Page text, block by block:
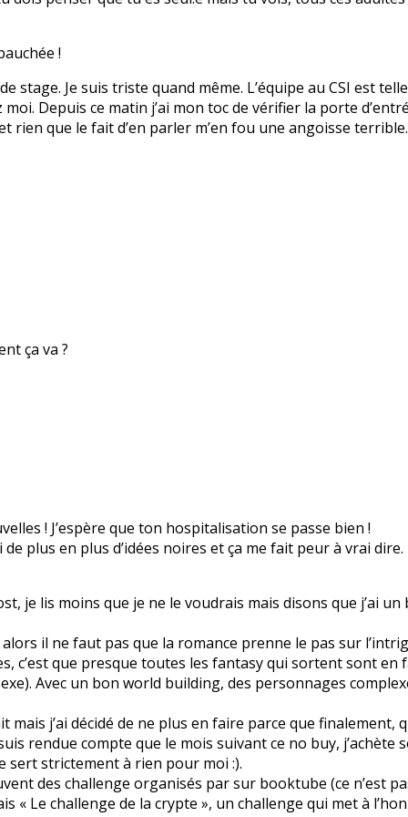
!
stage. Je suis triste quand même. L’équipe au CSI est
Depuis ce matin j’ai mon toc de vérifier la porte
que le fait d’en parler m’en fou une angoisse
ça va ?
! J’espère que ton hospitalisation se passe bien !
de plus en plus d’idées noires et ça me fait peur à vrai dire.
je lis moins que je ne le voudrais mais disons que j’ai
alors il ne faut pas que la romance prenne le pas sur
c’est que presque toutes les fantasy qui sortent sont
Avec un bon world building, des personnages
j’ai décidé de ne plus en faire parce que finalement,
rendue compte que le mois suivant ce no buy,
sert strictement à rien pour moi :).
des challenge organisés par sur booktube (ce n’est
« Le challenge de la crypte », un challenge qui met à